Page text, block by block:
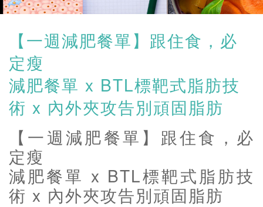
【一週減肥餐單】跟住食，必
定瘦
減肥餐單 x BTL標靶式脂肪技
術 x 內外夾攻告別頑固脂肪
【一週減肥餐單】跟住食，必
定瘦
減肥餐單 x BTL標靶式脂肪技
術 x 內外夾攻告別頑固脂肪